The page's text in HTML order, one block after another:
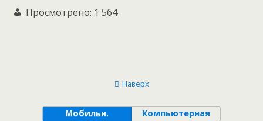
Просмотрено: 1 564
Наверх
Мобильн. Компьютерная